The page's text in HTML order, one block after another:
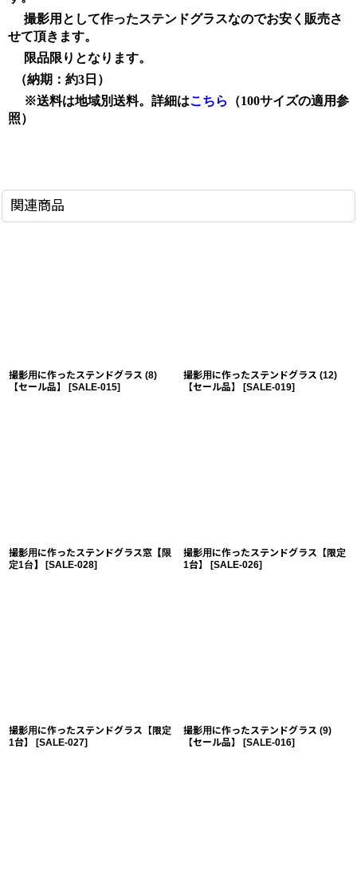
撮影用として作ったステンドグラスなのでお安く販売さ
せて頂きます。
限品限りとなります。
（納期：約3日）
※送料は地域別送料。詳細はこちら
（100サイズの適用参
照）
関連商品
撮影用に作ったステンドグラス (8)
【セール品】
[SALE-015]
撮影用に作ったステンドグラス (12)
【セール品】
[SALE-019]
撮影用に作ったステンドグラス窓【限
定1台】
[SALE-028]
撮影用に作ったステンドグラス【限定
1台】
[SALE-026]
撮影用に作ったステンドグラス【限定
1台】
[SALE-027]
撮影用に作ったステンドグラス (9)
【セール品】
[SALE-016]